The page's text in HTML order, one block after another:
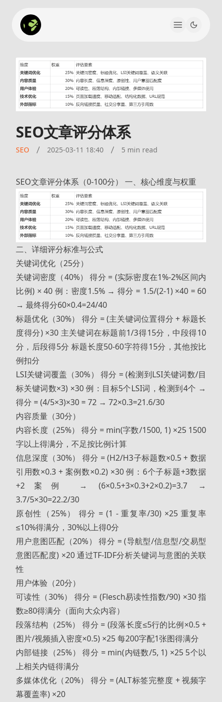
SEO文章评分体系
SEO 2025-03-11 18:40 5 min read
SEO文章评分体系（0-100分） 一、核心维度与权重
二、详细评分标准与公式
关键词优化（25分）
关键词密度（40%） 得分 = (实际密度在1%-2%区间内
比例) × 40 例：密度1.5% → 得分 = 1.5/(2-1) ×40 = 60
→ 最终得分60×0.4=24/40
标题优化（30%） 得分 = (主关键词位置得分 + 标题长
度得分) ×30 主关键词在标题前1/3得15分，中段得10
分，后段得5分 标题长度50-60字符得15分，其他按比
例扣分
LSI关键词覆盖（30%） 得分 = (检测到LSI关键词数/目
标关键词数×3) ×30 例：目标5个LSI词，检测到4个 →
得分 = (4/5×3)×30 = 72 → 72×0.3=21.6/30
内容质量（30分）
内容长度（25%） 得分 = min(字数/1500, 1) ×25 1500
字以上得满分，不足按比例计算
信息深度（30%） 得分 = (H2/H3子标题数×0.5 + 数据
引用数×0.3 + 案例数×0.2) ×30 例：6个子标题+3数据
+2案例 → (6×0.5+3×0.3+2×0.2)=3.7 →
3.7/5×30=22.2/30
原创性（25%） 得分 = (1 - 重复率/30) ×25 重复率
≤10%得满分，30%以上得0分
用户意图匹配（20%） 得分 = (导航型/信息型/交易型
意图匹配度) ×20 通过TF-IDF分析关键词与意图的关联
性
用户体验（20分）
可读性（30%） 得分 = (Flesch易读性指数/90) ×30 指
数≥80得满分（面向大众内容）
段落结构（25%） 得分 = (段落长度≤5行的比例×0.5 +
图片/视频插入密度×0.5) ×25 每200字配1张图得满分
内部链接（25%） 得分 = min(内链数/5, 1) ×25 5个以
上相关内链得满分
多媒体优化（20%） 得分 = (ALT标签完整度 + 视频字
幕覆盖率) ×20